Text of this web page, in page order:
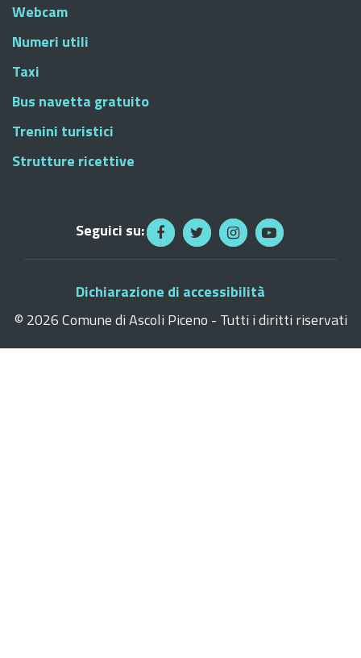
Webcam
Numeri utili
Taxi
Bus navetta gratuito
Trenini turistici
Strutture ricettive
Seguici su:
Dichiarazione di accessibilità
© 2026 Comune di Ascoli Piceno - Tutti i diritti riservati